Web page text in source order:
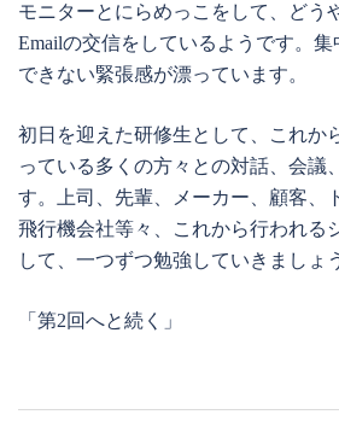
モニターとにらめっこをして、どう
Emailの交信をしているようです。
できない緊張感が漂っています。
初日を迎えた研修生として、これか
っている多くの方々との対話、会議
す。上司、先輩、メーカー、顧客、
飛行機会社等々、これから行われる
して、一つずつ勉強していきましょ
「第2回へと続く」